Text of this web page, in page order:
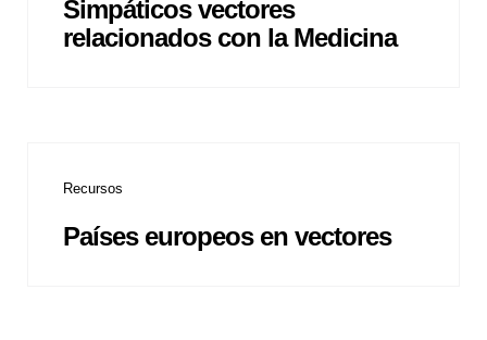
Simpáticos vectores
relacionados con la Medicina
Recursos
Países europeos en vectores